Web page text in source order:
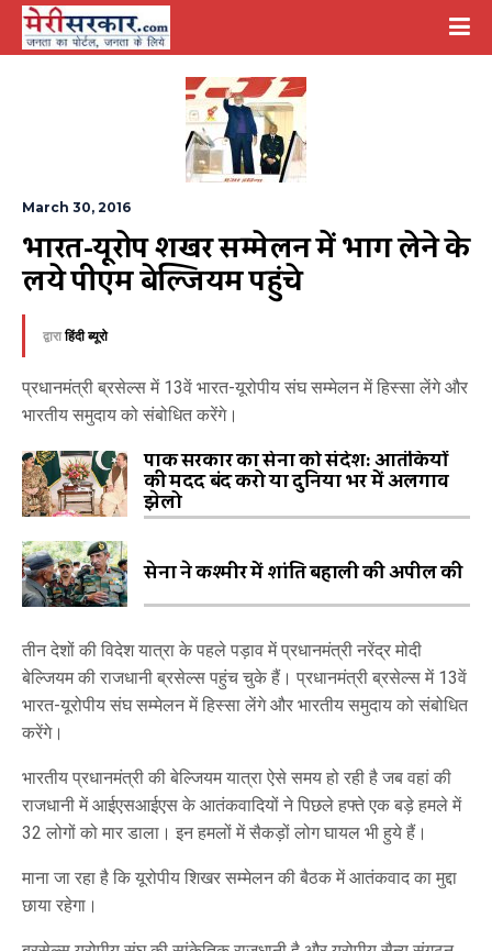
March 30, 2016
भारत-यूरोप शिखर सम्मेलन में भाग लेने के
लिये पीएम बेल्जियम पहुंचे
द्वाराहिंदी ब्यूरो
प्रधानमंत्री ब्रसेल्स में 13वें भारत-यूरोपीय संघ सम्मेलन में हिस्सा लेंगे और
भारतीय समुदाय को संबोधित करेंगे।
पाक सरकार का सेना को संदेश: आतंकियों
की मदद बंद करो या दुनिया भर में अलगाव
झेलो
सेना ने कश्मीर में शांति बहाली की अपील की
तीन देशों की विदेश यात्रा के पहले पड़ाव में प्रधानमंत्री नरेंद्र मोदी
बेल्जियम की राजधानी ब्रसेल्स पहुंच चुके हैं। प्रधानमंत्री ब्रसेल्स में 13वें
भारत-यूरोपीय संघ सम्मेलन में हिस्सा लेंगे और भारतीय समुदाय को संबोधित
करेंगे।
भारतीय प्रधानमंत्री की बेल्जियम यात्रा ऐसे समय हो रही है जब वहां की
राजधानी में आईएसआईएस के आतंकवादियों ने पिछले हफ्ते एक बड़े हमले में
32 लोगों को मार डाला। इन हमलों में सैकड़ों लोग घायल भी हुये हैं।
माना जा रहा है कि यूरोपीय शिखर सम्मेलन की बैठक में आतंकवाद का मुद्दा
छाया रहेगा।